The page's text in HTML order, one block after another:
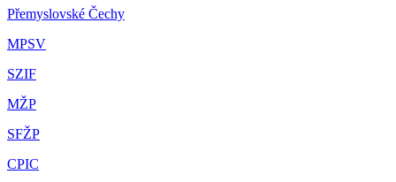
Přemyslovské Čechy
MPSV
SZIF
MŽP
SFŽP
CPIC